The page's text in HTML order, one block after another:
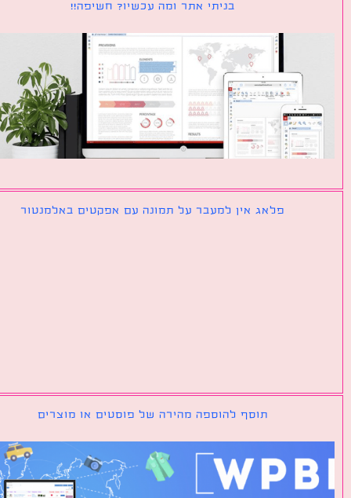
בניתי אתר ומה עכשיו? חשיפה!!
פלאג אין למעבר על תמונה עם אפקטים באלמנטור
תוסף להוספה מהירה של פוסטים או מוצרים